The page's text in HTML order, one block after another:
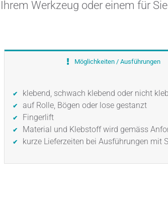
Ihrem Werkzeug oder einem für
Möglichkeiten / Ausführungen
klebend, schwach klebend oder nicht
auf Rolle, Bögen oder lose gestanzt
Fingerlift
Material und Klebstoff wird gemäss
kurze Lieferzeiten bei Ausführungen mit